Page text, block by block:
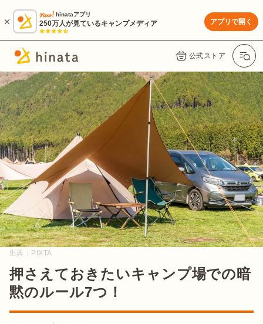
hinataアプリ
250万人が見ているキャンプメディア アプリで開く
公式ストア
出典： PIXTA
押さえておきたいキャンプ場での暗
黙のルール7つ！